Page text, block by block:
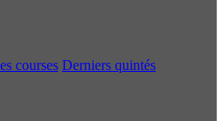
courses Derniers quintés